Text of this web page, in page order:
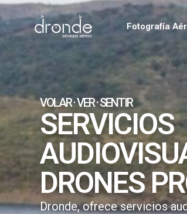
Fotografía
VOLAR · VER · SENTIR
SERVICIOS
DRONES
Dronde, ofrece servicios